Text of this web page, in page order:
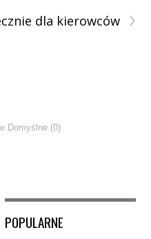
›
dla kierowców
Domyślne (0)
POPULARNE